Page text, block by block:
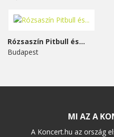
Rózsaszín Pitbull és...
Budapest
MI AZ A
A Koncert.hu az ország